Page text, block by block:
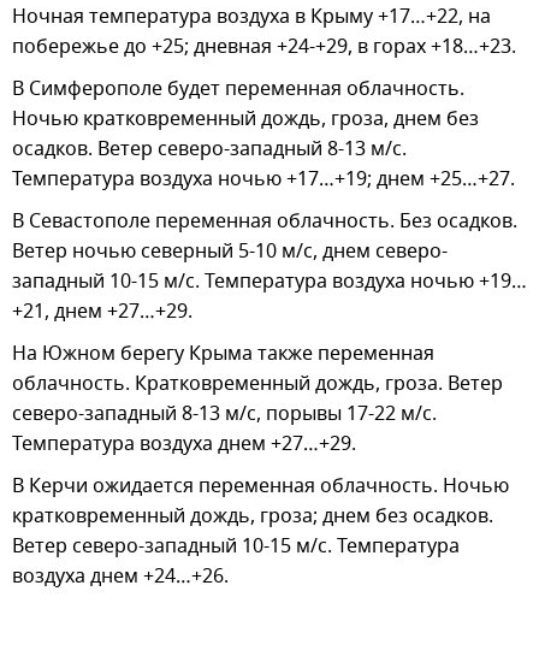
Ночная температура воздуха в Крыму +17…+22, на
побережье до +25; дневная +24-+29, в горах +18…+23.
В Симферополе будет переменная облачность.
Ночью кратковременный дождь, гроза, днем без
осадков. Ветер северо-западный 8-13 м/с.
Температура воздуха ночью +17…+19; днем +25…+27.
В Севастополе переменная облачность. Без осадков.
Ветер ночью северный 5-10 м/с, днем северо-
западный 10-15 м/с. Температура воздуха ночью +19…
+21, днем +27…+29.
На Южном берегу Крыма также переменная
облачность. Кратковременный дождь, гроза. Ветер
северо-западный 8-13 м/с, порывы 17-22 м/с.
Температура воздуха днем +27…+29.
В Керчи ожидается переменная облачность. Ночью
кратковременный дождь, гроза; днем без осадков.
Ветер северо-западный 10-15 м/с. Температура
воздуха днем +24…+26.